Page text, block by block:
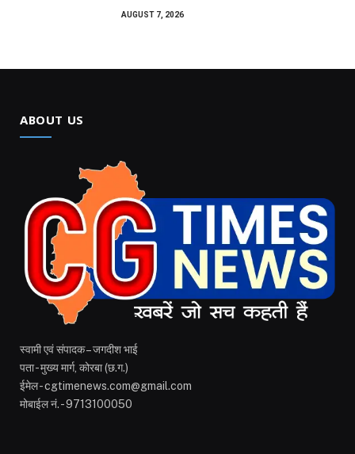
AUGUST 7, 2026
ABOUT US
स्वामी एवं संपादक – जगदीश भाई
पता - मुख्य मार्ग, कोरबा (छ.ग.)
ईमेल - cgtimenews.com@gmail.com
मोबाईल नं. - 9713100050